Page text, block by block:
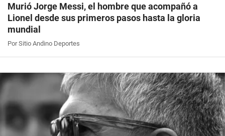
Murió Jorge Messi, el hombre que acompañó a
Lionel desde sus primeros pasos hasta la gloria
mundial
Por Sitio Andino Deportes